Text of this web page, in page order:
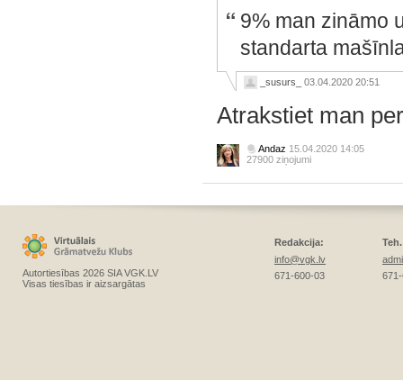
9% man zināmo
standarta
_susurs_ 03.04.2020 20:51
Atrakstiet man
Andaz 15.04.2020 14:05
27900 ziņojumi
Autortiesības 2026 SIA VGK.LV
Visas tiesības ir aizsargātas
Redakcija:
info@vgk.lv
671-600-03